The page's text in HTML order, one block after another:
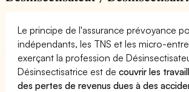
Le principe de l'assurance prévoyance
indépendants, les TNS et les micro-
exerçant la profession de
Désinsectisatrice est decouvrir les
des pertes de revenus dues à des